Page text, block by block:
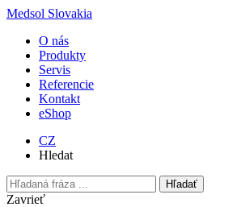
Medsol Slovakia
O nás
Produkty
Servis
Referencie
Kontakt
eShop
CZ
Hledat
Hľadať
Zavrieť